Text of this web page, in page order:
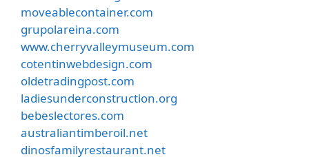
moveablecontainer.com
grupolareina.com
www.cherryvalleymuseum.com
cotentinwebdesign.com
oldetradingpost.com
ladiesunderconstruction.org
bebeslectores.com
australiantimberoil.net
dinosfamilyrestaurant.net